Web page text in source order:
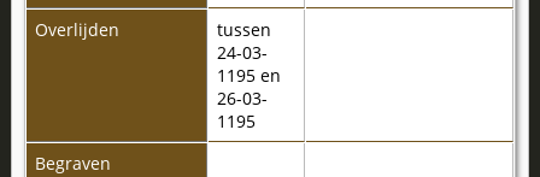
Overlijden
tussen
24-03-
1195 en
26-03-
1195
Begraven